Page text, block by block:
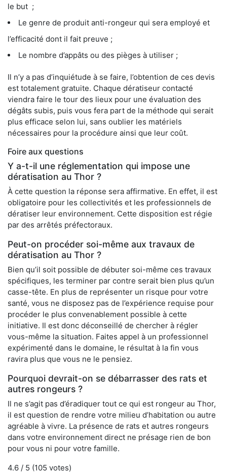
le but ;
Le genre de produit anti-rongeur qui sera employé et
l’efficacité dont il fait preuve ;
Le nombre d’appâts ou des pièges à utiliser ;
Il n’y a pas d’inquiétude à se faire, l’obtention de ces devis
est totalement gratuite. Chaque dératiseur contacté
viendra faire le tour des lieux pour une évaluation des
dégâts subis, puis vous fera part de la méthode qui serait
plus efficace selon lui, sans oublier les matériels
nécessaires pour la procédure ainsi que leur coût.
Foire aux questions
Y a-t-il une réglementation qui impose une
dératisation au Thor ?
À cette question la réponse sera affirmative. En effet, il est
obligatoire pour les collectivités et les professionnels de
dératiser leur environnement. Cette disposition est régie
par des arrêtés préfectoraux.
Peut-on procéder soi-même aux travaux de
dératisation au Thor ?
Bien qu’il soit possible de débuter soi-même ces travaux
spécifiques, les terminer par contre serait bien plus qu’un
casse-tête. En plus de représenter un risque pour votre
santé, vous ne disposez pas de l’expérience requise pour
procéder le plus convenablement possible à cette
initiative. Il est donc déconseillé de chercher à régler
vous-même la situation. Faites appel à un professionnel
expérimenté dans le domaine, le résultat à la fin vous
ravira plus que vous ne le pensiez.
Pourquoi devrait-on se débarrasser des rats et
autres rongeurs ?
Il ne s’agit pas d’éradiquer tout ce qui est rongeur au Thor,
il est question de rendre votre milieu d’habitation ou autre
agréable à vivre. La présence de rats et autres rongeurs
dans votre environnement direct ne présage rien de bon
pour vous ni pour votre famille.
4.6 / 5 (105 votes)